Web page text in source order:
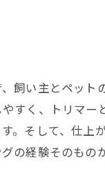
飼い主とペッ
すく、トリマ
。そして、仕
の経験そのもの